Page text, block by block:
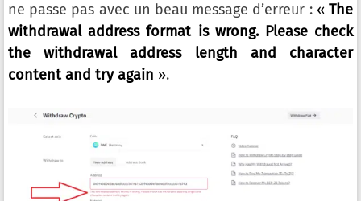
ne passe pas avec un beau message d’erreur : «The
withdrawal address format is wrong. Please check
the withdrawal address length and character
content and try again ».